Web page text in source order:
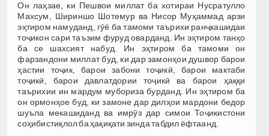
Он лаҳзае, ки Пешвои миллат ба хотираи Нусратулло
Махсум, Шириншо Шотемур ва Нисор Муҳаммад арзи
эҳтиром намуданд, гӯё ба тамоми таърихи ранҷкашидаи
тоҷикон сари таъзим фуруд оварданд. Ин эҳтиром танҳо
ба се шахсият набуд. Ин эҳтиром ба тамоми он
фарзандони миллат буд, ки дар замонҳои душвор барои
ҳастии тоҷик, барои забони тоҷикӣ, барои мактаби
тоҷикӣ, барои давлатдории тоҷикӣ ва барои ҳаққи
таърихии ин мардум мубориза бурданд. Ин эҳтиром ба
он ормонҳое буд, ки замоне дар дилҳои мардони бедор
шуъла мекашиданд ва имрӯз дар симои Тоҷикистони
соҳибистиқлол ба ҳақиқати зинда табдил ёфтаанд.